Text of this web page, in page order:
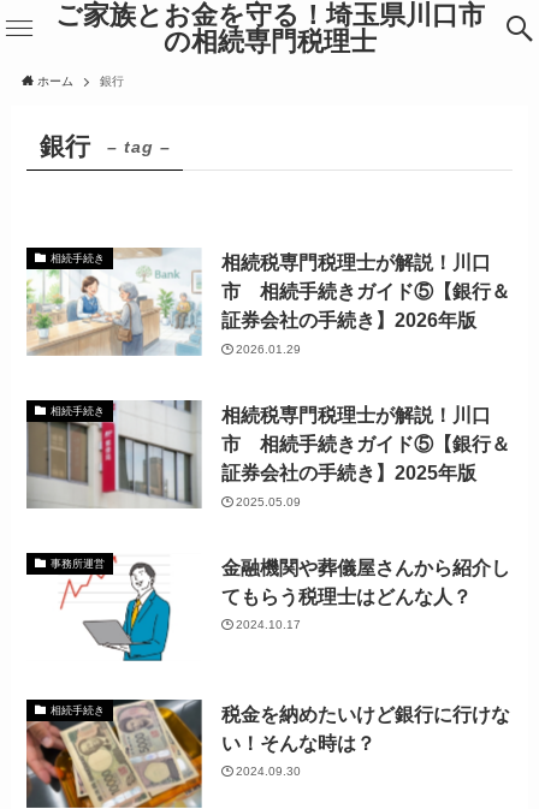
ご家族とお金を守る！埼玉県川口市
の相続専門税理士
ホーム 銀行
銀行 – tag –
相続手続き
相続税専門税理士が解説！川口
市 相続手続きガイド⑤【銀行＆
証券会社の手続き】2026年版
2026.01.29
相続手続き
相続税専門税理士が解説！川口
市 相続手続きガイド⑤【銀行＆
証券会社の手続き】2025年版
2025.05.09
事務所運営
金融機関や葬儀屋さんから紹介し
てもらう税理士はどんな人？
2024.10.17
相続手続き
税金を納めたいけど銀行に行けな
い！そんな時は？
2024.09.30